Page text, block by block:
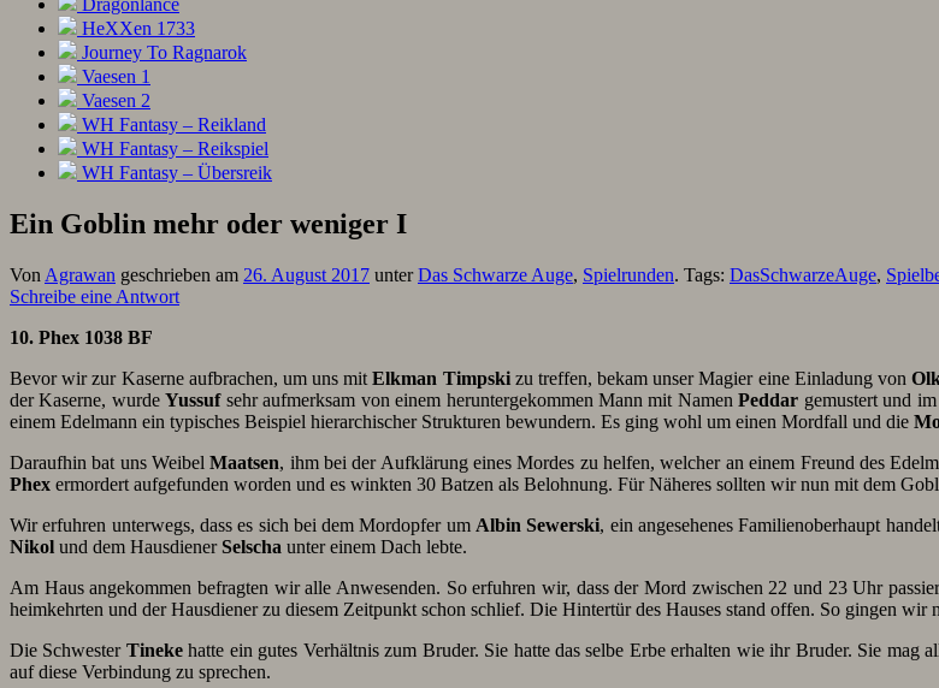
Dragonlance
HeXXen 1733
Journey To Ragnarok
Vaesen 1
Vaesen 2
WH Fantasy – Reikland
WH Fantasy – Reikspiel
WH Fantasy – Übersreik
Ein Goblin mehr oder weniger I
Von Agrawan geschrieben am 26. August 2017 unterDas Schwarze Auge, Spielrunden. Tags: DasSchwarzeAuge,
Schreibe eine Antwort
10. Phex 1038 BF
Bevor wir zur Kaserne aufbrachen, um uns mitElkman Timpskizu treffen, bekam unser Magier eine Einladung von
der Kaserne, wurdeYussufsehr aufmerksam von einem heruntergekommen Mann mit NamenPeddar gemustert und
einem Edelmann ein typisches Beispiel hierarchischer Strukturen bewundern. Es ging wohl um einen Mordfall und die
Daraufhin bat uns WeibelMaatsen, ihm bei der Aufklärung eines Mordes zu helfen, welcher an einem Freund des
Phex ermordert aufgefunden worden und es winkten 30 Batzen als Belohnung. Für Näheres sollten wir nun mit dem
Wir erfuhren unterwegs, dass es sich bei dem Mordopfer um Albin Sewerski, ein angesehenes Familienoberhaupt
Nikol und dem HausdienerSelscha unter einem Dach lebte.
Am Haus angekommen befragten wir alle Anwesenden. So erfuhren wir, dass der Mord zwischen 22 und 23 Uhr
heimkehrten und der Hausdiener zu diesem Zeitpunkt schon schlief. Die Hintertür des Hauses stand offen. So gingen
Die Schwester Tinekehatte ein gutes Verhältnis zum Bruder. Sie hatte das selbe Erbe erhalten wie ihr Bruder. Sie
auf diese Verbindung zu sprechen.